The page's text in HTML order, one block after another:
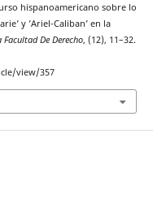
hispanoamericano sobre lo
y ’Ariel-Caliban’ en la
Facultad De Derecho, (12), 11–32.
view/357